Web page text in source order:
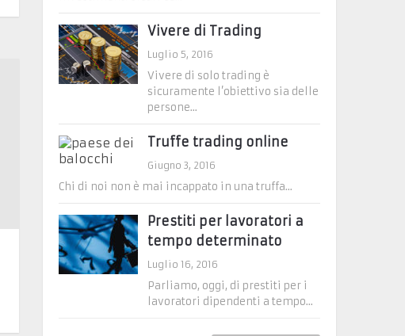
Vivere di Trading
Luglio 5, 2016
Vivere di solo trading è
sicuramente l’obiettivo sia delle
persone...
Truffe trading online
Giugno 3, 2016
Chi di noi non è mai incappato in una truffa...
Prestiti per lavoratori a
tempo determinato
Luglio 16, 2016
Parliamo, oggi, di prestiti per i
lavoratori dipendenti a tempo...